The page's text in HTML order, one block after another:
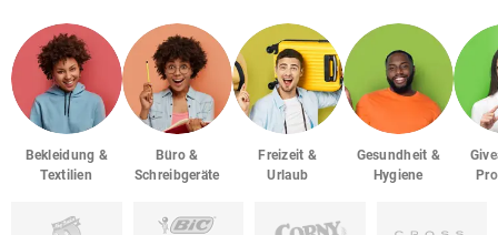
Bekleidung &
Textilien
Büro &
Schreibgeräte
Freizeit &
Urlaub
Gesundheit &
Hygiene